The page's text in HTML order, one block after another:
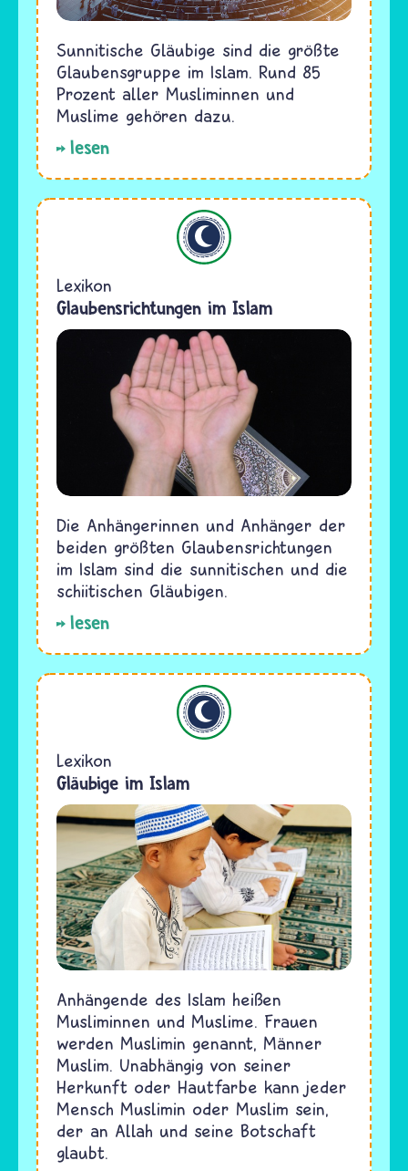
Sunnitische Gläubige sind die größte
Glaubensgruppe im Islam. Rund 85
Prozent aller Musliminnen und
Muslime gehören dazu.
lesen
Lexikon
Glaubensrichtungen im Islam
Die Anhängerinnen und Anhänger der
beiden größten Glaubensrichtungen
im Islam sind die sunnitischen und die
schiitischen Gläubigen.
lesen
Lexikon
Gläubige im Islam
Anhängende des Islam heißen
Musliminnen und Muslime. Frauen
werden Muslimin genannt, Männer
Muslim. Unabhängig von seiner
Herkunft oder Hautfarbe kann jeder
Mensch Muslimin oder Muslim sein,
der an Allah und seine Botschaft
glaubt.